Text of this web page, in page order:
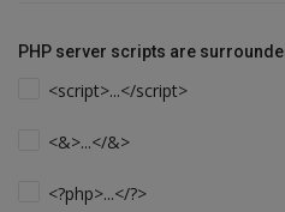
PHP server scripts are
<script>...</script>
<&>...</&>
<?php>...</?>